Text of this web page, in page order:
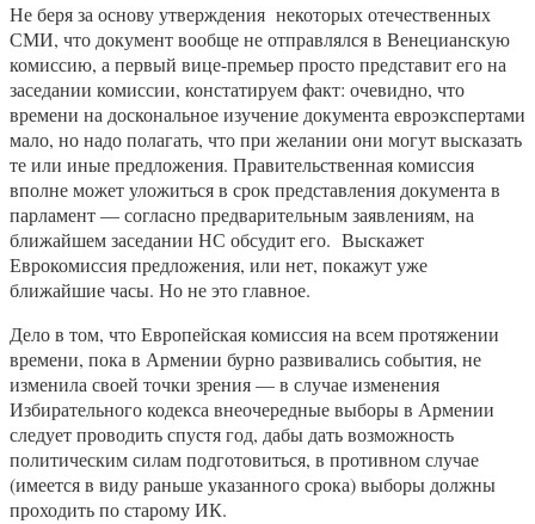
Не беря за основу утверждения некоторых отечественных
СМИ, что документ вообще не отправлялся в Венецианскую
комиссию, а первый вице-премьер просто представит его на
заседании комиссии, констатируем факт: очевидно, что
времени на доскональное изучение документа евроэкспертами
мало, но надо полагать, что при желании они могут высказать
те или иные предложения. Правительственная комиссия
вполне может уложиться в срок представления документа в
парламент — согласно предварительным заявлениям, на
ближайшем заседании НС обсудит его. Выскажет
Еврокомиссия предложения, или нет, покажут уже
ближайшие часы. Но не это главное.
Дело в том, что Европейская комиссия на всем протяжении
времени, пока в Армении бурно развивались события, не
изменила своей точки зрения — в случае изменения
Избирательного кодекса внеочередные выборы в Армении
следует проводить спустя год, дабы дать возможность
политическим силам подготовиться, в противном случае
(имеется в виду раньше указанного срока) выборы должны
проходить по старому ИК.